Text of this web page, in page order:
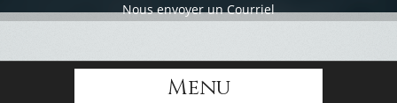
Nous envoyer un Courriel
Menu